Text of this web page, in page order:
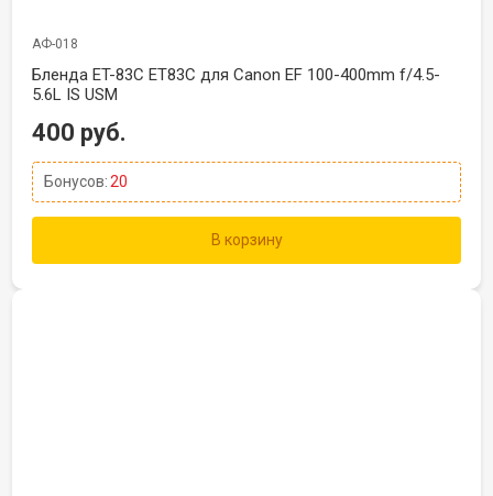
АФ-018
Бленда ET-83C ET83C для Canon EF 100-400mm f/4.5-
5.6L IS USM
400 руб.
Бонусов:20
В корзину